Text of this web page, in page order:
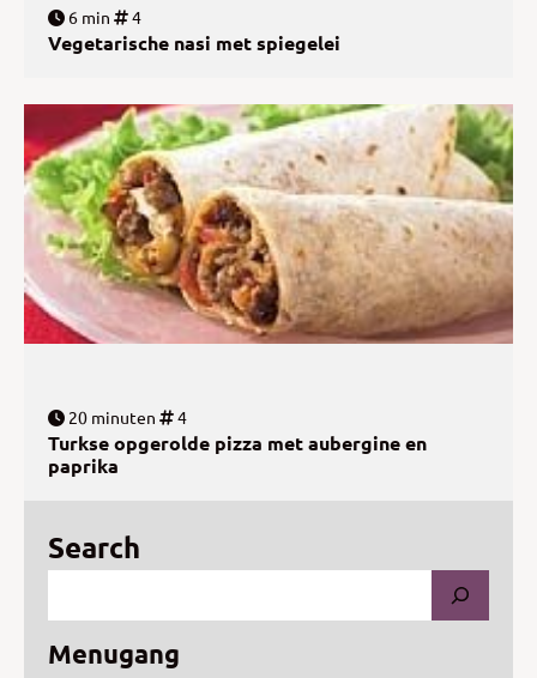
6 min 4
Vegetarische nasi met spiegelei
20 minuten 4
Turkse opgerolde pizza met aubergine en
paprika
Search
Menugang